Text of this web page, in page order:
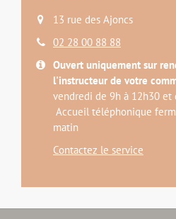
13 rue des Ajoncs
02 28 00 88 88
Ouvert uniquement sur
l'instructeur de votre
vendredi de 9h à 12h30 et
Accueil téléphonique
matin
Contactez le service